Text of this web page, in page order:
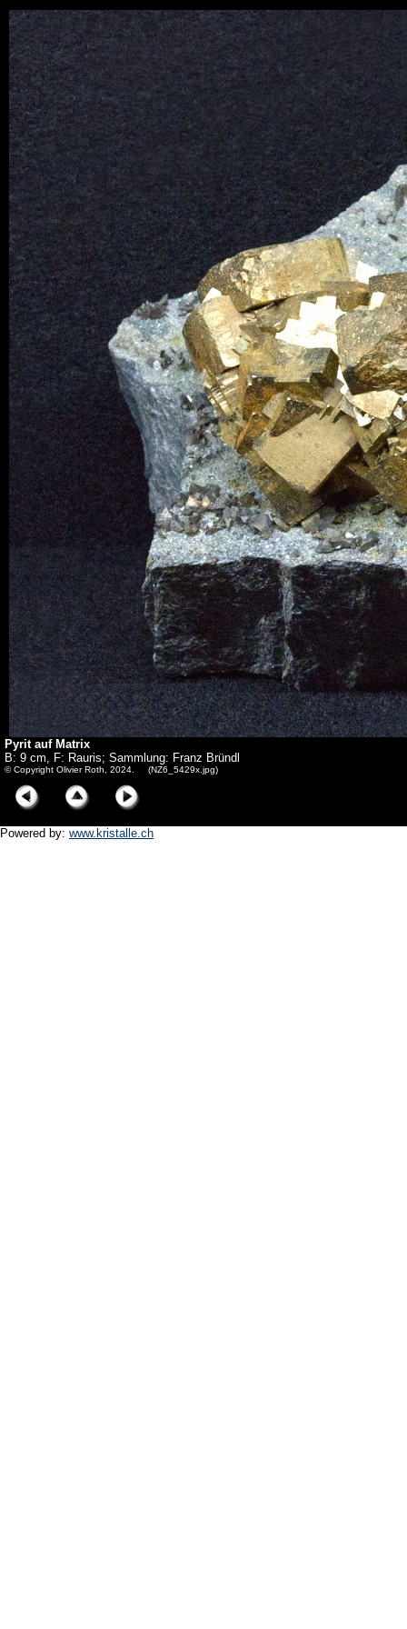
Pyrit auf Matrix
B: 9 cm, F: Rauris; Sammlung: Franz Bründl
© Copyright Olivier Roth, 2024. (NZ6_5429x.jpg)
Powered by: www.kristalle.ch